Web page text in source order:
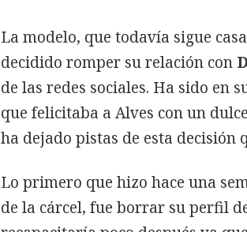
La modelo, que todavía sigue
decidido romper su relación con
de las redes sociales. Ha sido en
que felicitaba a Alves con un
ha dejado pistas de esta decisión
Lo primero que hizo hace una
de la cárcel, fue borrar su perfil